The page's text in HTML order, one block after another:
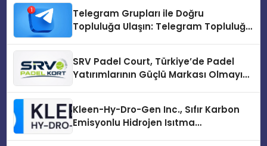
Telegram Grupları ile Doğru
Topluluğa Ulaşın: Telegram Topluluğu
SRV Padel Court, Türkiye’de Padel
Yatırımlarının Güçlü Markası Olmayı
Kleen-Hy-Dro-Gen Inc., Sıfır Karbon
Emisyonlu Hidrojen Isıtma